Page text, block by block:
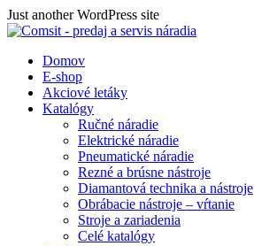
Skip
to
Just another WordPress site
Domov
E-shop
Akciové letáky
Katalógy
Ručné náradie
Elektrické náradie
Pneumatické náradie
Rezné a brúsne nástroje
Diamantová technika a nástroje
Obrábacie nástroje – vŕtanie
Stroje a zariadenia
Celé katalógy